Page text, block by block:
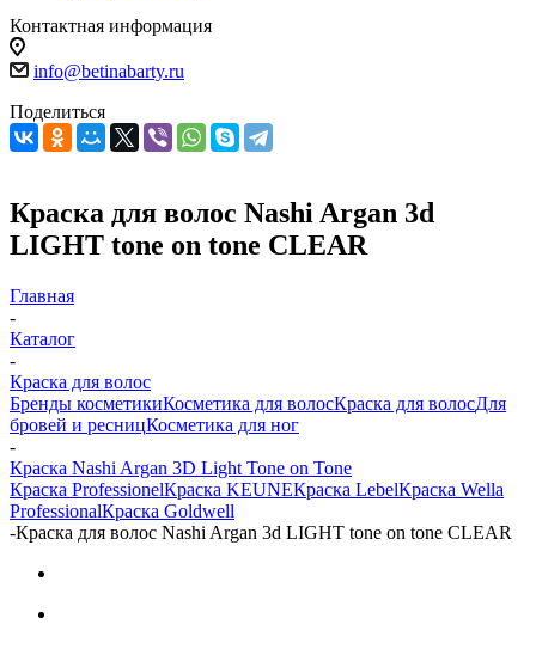
Контактная информация
info@betinabarty.ru
Поделиться
Краска для волос Nashi Argan 3d
LIGHT tone on tone CLEAR
Главная
-
Каталог
-
Краска для волос
Бренды косметикиКосметика для волосКраска для волосДля
бровей и ресницКосметика для ног
-
Краска Nashi Argan 3D Light Tone on Tone
Краска ProfessionelКраска KEUNEКраска LebelКраска Wella
ProfessionalКраска Goldwell
-Краска для волос Nashi Argan 3d LIGHT tone on tone CLEAR